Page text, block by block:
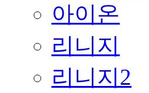
아이온
리니지
리니지2